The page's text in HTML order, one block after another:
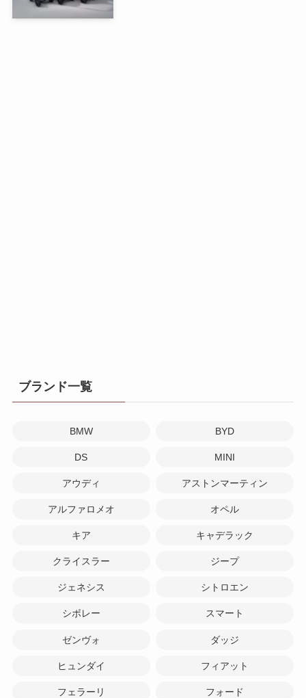
ブランド一覧
BMW BYD
DS MINI
アウディ アストンマーティン
アルファロメオ オペル
キア キャデラック
クライスラー ジープ
ジェネシス シトロエン
シボレー スマート
ゼンヴォ ダッジ
ヒュンダイ フィアット
フェラーリ フォード